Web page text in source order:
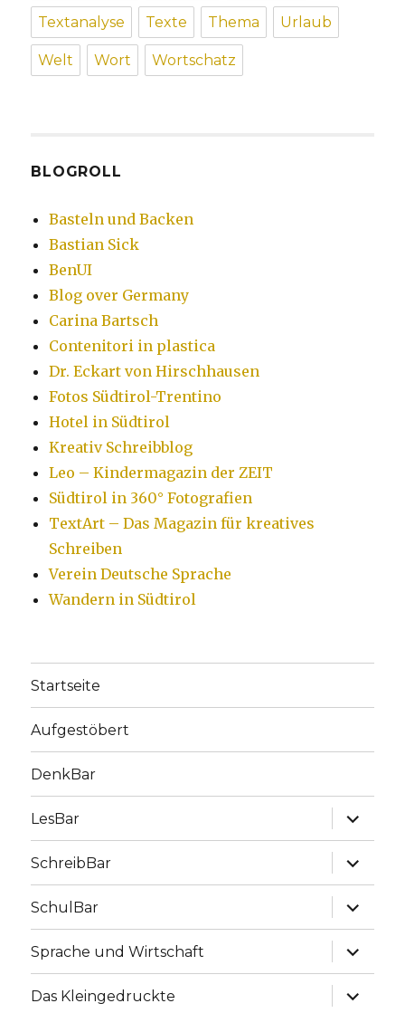
Textanalyse Texte Thema Urlaub
Welt Wort Wortschatz
BLOGROLL
Basteln und Backen
Bastian Sick
BenUI
Blog over Germany
Carina Bartsch
Contenitori in plastica
Dr. Eckart von Hirschhausen
Fotos Südtirol-Trentino
Hotel in Südtirol
Kreativ Schreibblog
Leo – Kindermagazin der ZEIT
Südtirol in 360° Fotografien
TextArt – Das Magazin für kreatives
Schreiben
Verein Deutsche Sprache
Wandern in Südtirol
Startseite
Aufgestöbert
DenkBar
LesBar
SchreibBar
SchulBar
Sprache und Wirtschaft
Das Kleingedruckte